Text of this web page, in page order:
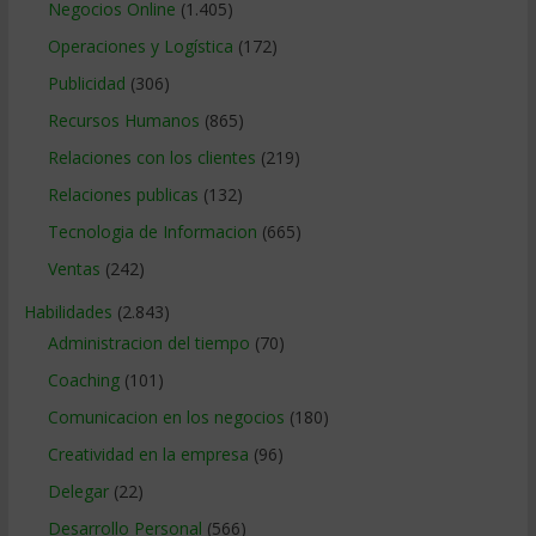
Negocios Online (1.405)
Operaciones y Logística (172)
Publicidad (306)
Recursos Humanos (865)
Relaciones con los clientes (219)
Relaciones publicas (132)
Tecnologia de Informacion (665)
Ventas (242)
Habilidades (2.843)
Administracion del tiempo (70)
Coaching(101)
Comunicacion en los negocios (180)
Creatividad en la empresa (96)
Delegar(22)
Desarrollo Personal (566)